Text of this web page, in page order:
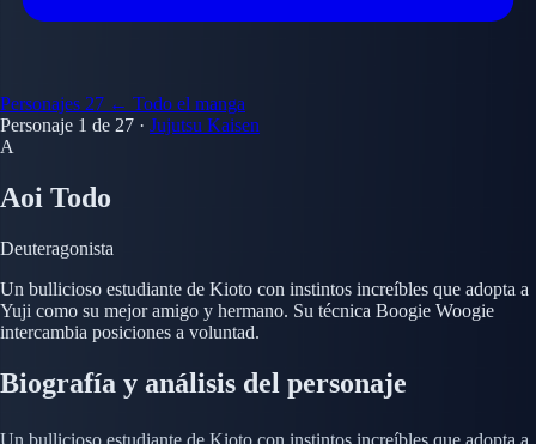
Personajes 27 ← Todo el manga
Personaje 1 de 27 · Jujutsu Kaisen
A
Aoi Todo
Deuteragonista
Un bullicioso estudiante de Kioto con instintos increíbles que adopta a
Yuji como su mejor amigo y hermano. Su técnica Boogie Woogie
intercambia posiciones a voluntad.
Biografía y análisis del personaje
Un bullicioso estudiante de Kioto con instintos increíbles que adopta a